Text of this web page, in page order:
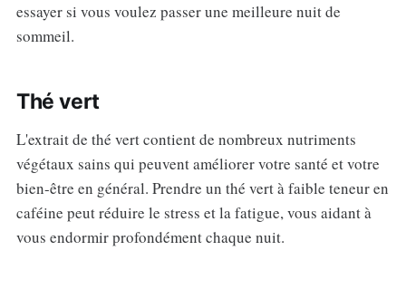
essayer si vous voulez passer une meilleure nuit de
sommeil.
Thé vert
L'extrait de thé vert contient de nombreux nutriments
végétaux sains qui peuvent améliorer votre santé et votre
bien-être en général. Prendre un thé vert à faible teneur en
caféine peut réduire le stress et la fatigue, vous aidant à
vous endormir profondément chaque nuit.